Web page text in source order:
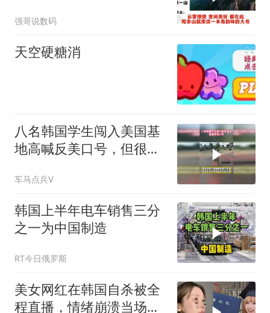
强哥说数码
天空硬糖消
八名韩国学生闯入美国基
地高喊反美口号，但很快
车马点兵V
韩国上半年电车销售三分
之一为中国制造
RT今日俄罗斯
美女网红在韩国自杀被全
程直播，情绪崩溃当场轻